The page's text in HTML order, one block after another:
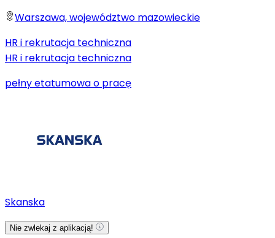
Warszawa, województwo mazowieckie
HR i rekrutacja techniczna
HR i rekrutacja techniczna
pełny etatumowa o pracę
Skanska
Nie zwlekaj z aplikacją!